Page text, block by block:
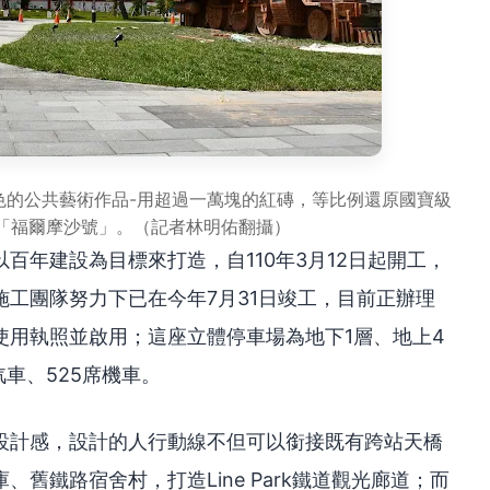
公共藝術作品-用超過一萬塊的紅磚，等比例還原國寶級
爾摩沙號」。（記者林明佑翻攝）
年建設為目標來打造，自110年3月12日起開工，
團隊努力下已在今年7月31日竣工，目前正辦理
執照並啟用；這座立體停車場為地下1層、地上4
、525席機車。
感，設計的人行動線不但可以銜接既有跨站天橋
舊鐵路宿舍村，打造Line Park鐵道觀光廊道；而